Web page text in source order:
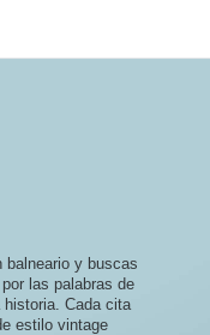
balneario y buscas
las palabras de
Cada cita
estilo vintage